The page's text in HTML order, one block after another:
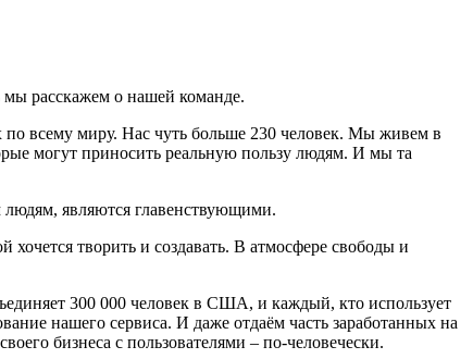
мы расскажем о нашей команде.
всему миру. Нас чуть больше 230 человек. Мы живем в
могут приносить реальную пользу людям. И мы та
людям, являются главенствующими.
творить и создавать. В атмосфере свободы и
300 000 человек в США, и каждый, кто использует
нашего сервиса. И даже отдаём часть заработанных на
бизнеса с пользователями – по-человечески.